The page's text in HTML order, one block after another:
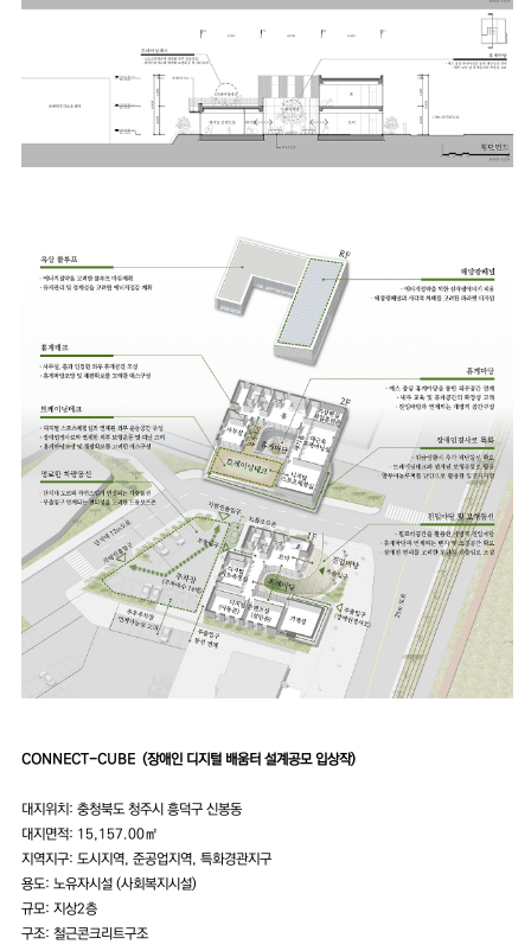
CONNECT-CUBE (장애인 디지털 배움터 설계공모 입상작)
대지위치: 충청북도 청주시 흥덕구 신봉동
대지면적: 15,157.00㎡
지역지구: 도시지역, 준공업지역, 특화경관지구
용도: 노유자시설 (사회복지시설)
규모: 지상2층
구조: 철근콘크리트구조